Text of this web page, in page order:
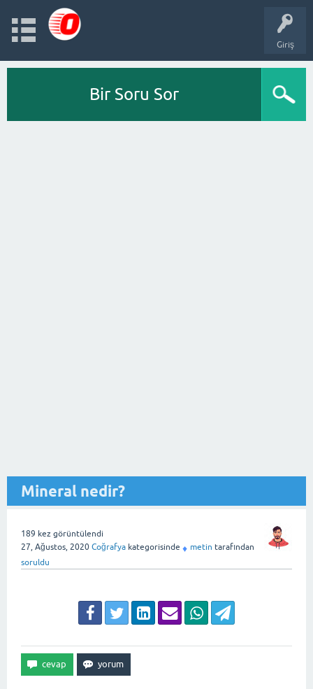
Giriş
Bir Soru Sor
Mineral nedir?
189 kez görüntülendi
27, Ağustos, 2020 Coğrafya kategorisinde ♦ metin tarafından
soruldu